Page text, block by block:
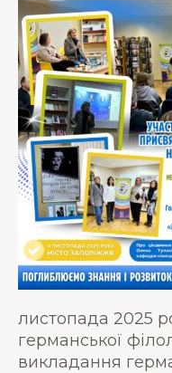
листопада 2025
германської
викладання